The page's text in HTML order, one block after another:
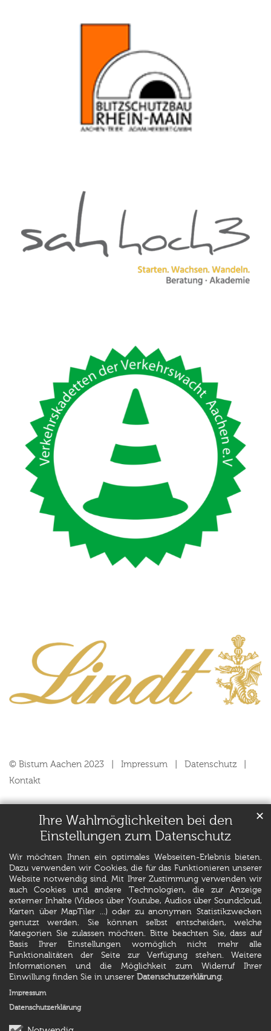
Ihre Wahlmöglichkeiten bei den
Einstellungen zum Datenschutz
Wir möchten Ihnen ein optimales Webseiten-Erlebnis bieten.
Dazu verwenden wir Cookies, die für das Funktionieren unserer
Website notwendig sind. Mit Ihrer Zustimmung verwenden wir
auch Cookies und andere Technologien, die zur Anzeige
externer Inhalte (Videos über Youtube, Audios über Soundcloud,
Karten über MapTiler ...) oder zu anonymen Statistikzwecken
genutzt werden. Sie können selbst entscheiden, welche
Kategorien Sie zulassen möchten. Bitte beachten Sie, dass auf
Basis Ihrer Einstellungen womöglich nicht mehr alle
Funktionalitäten der Seite zur Verfügung stehen. Weitere
Informationen und die Möglichkeit zum Widerruf Ihrer
Einwillung finden Sie in unserer Datenschutzerklärung.
✕
Impressum
Datenschutzerklärung
© Bistum Aachen 2023 Impressum
Datenschutz
Kontakt